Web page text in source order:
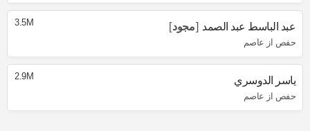
عبد الباسط عبد الصمد مجود
حفص از عاصم
3.5M
ياسر الدوسري
حفص از عاصم
2.9M